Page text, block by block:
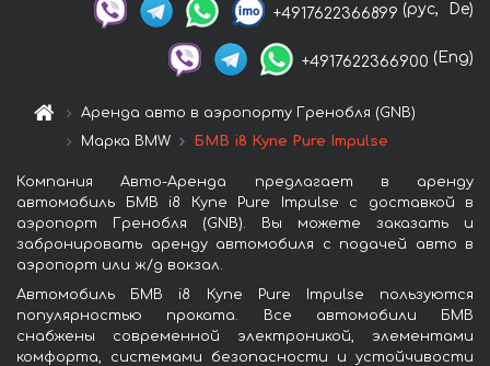
+4917622366899 (рус, De)
+4917622366900 (Eng)
Аренда авто в аэропорту Гренобля (GNB)
Марка BMW
БМВ i8 Купе Pure Impulse
Компания Авто-Аренда предлагает в аренду
автомобиль БМВ i8 Купе Pure Impulse с доставкой в
аэропорт Гренобля (GNB). Вы можете заказать и
забронировать аренду автомобиля с подачей авто в
аэропорт или ж/д вокзал.
Автомобиль БМВ i8 Купе Pure Impulse пользуются
популярностью проката. Все автомобили БМВ
снабжены современной электроникой, элементами
комфорта, системами безопасности и устойчивости